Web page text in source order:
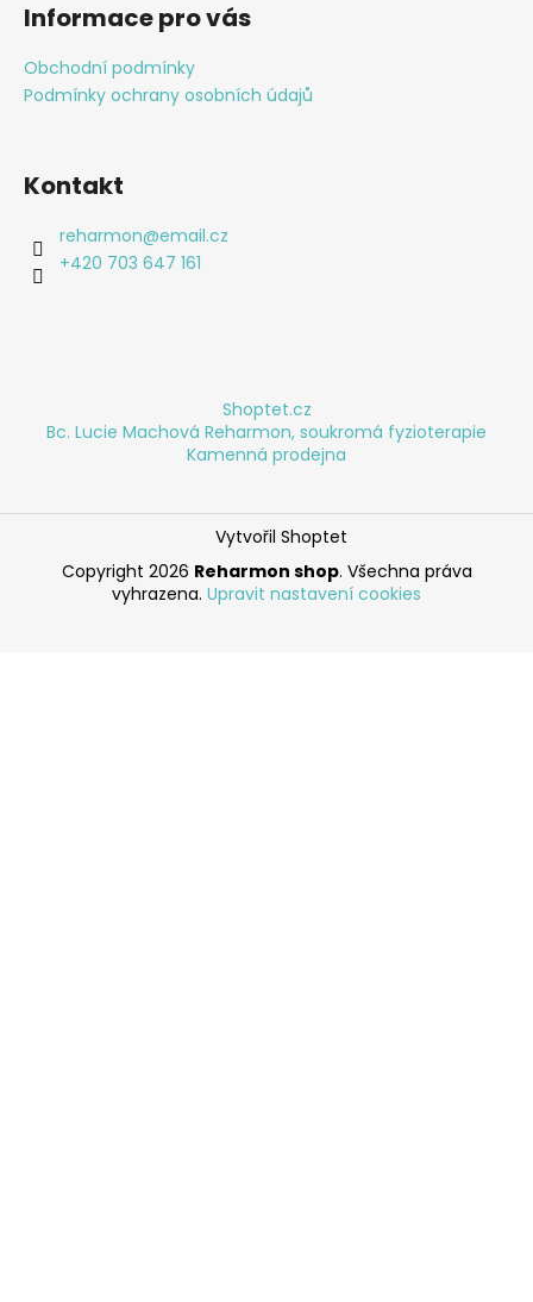
Informace pro vás
Obchodní podmínky
Podmínky ochrany osobních údajů
Kontakt
reharmon@email.cz
+420 703 647 161
Shoptet.cz
Bc. Lucie Machová Reharmon, soukromá fyzioterapie
Kamenná prodejna
Vytvořil Shoptet
Copyright 2026 Reharmon shop. Všechna práva
vyhrazena. Upravit nastavení cookies